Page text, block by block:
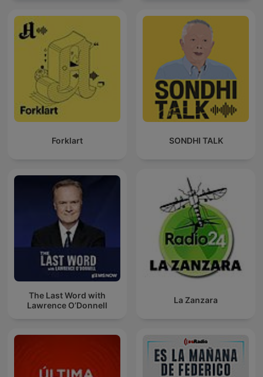
Forklart SONDHI TALK
The Last Word with
Lawrence O’Donnell
La Zanzara